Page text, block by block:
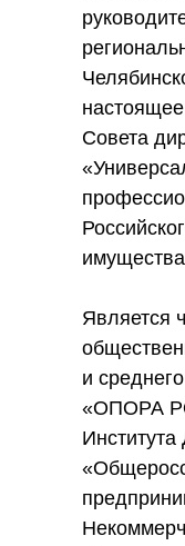
Совета
Является
и
«ОПОРА